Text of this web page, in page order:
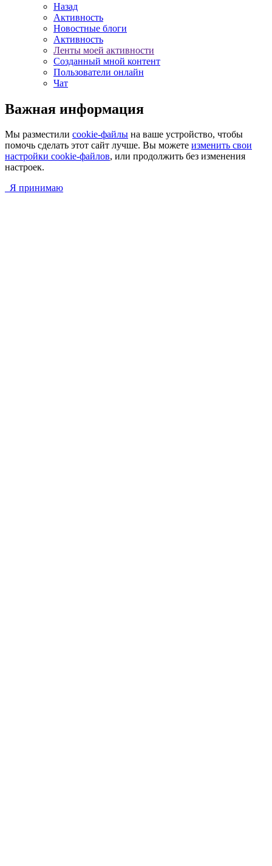
Назад
Активность
Новостные блоги
Активность
Ленты моей активности
Созданный мной контент
Пользователи онлайн
Чат
Важная информация
Мы разместили cookie-файлы на ваше устройство, чтобы
помочь сделать этот сайт лучше. Вы можете изменить свои
настройки cookie-файлов, или продолжить без изменения
настроек.
Я принимаю